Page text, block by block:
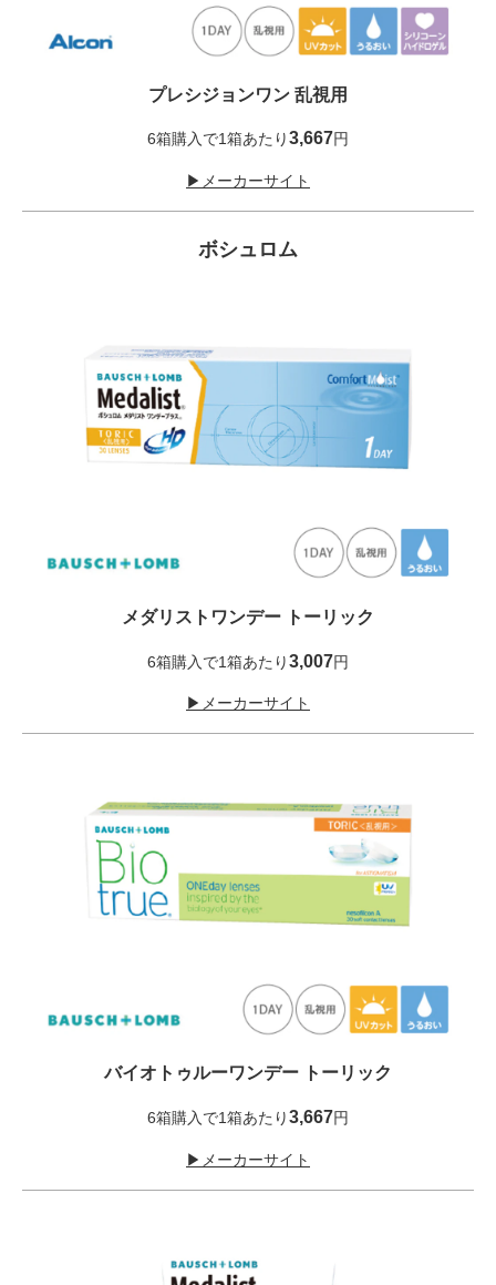
プレシジョンワン 乱視用
6箱購入で1箱あたり3,667円
▶メーカーサイト
ボシュロム
メダリストワンデー トーリック
6箱購入で1箱あたり3,007円
▶メーカーサイト
バイオトゥルーワンデー トーリック
6箱購入で1箱あたり3,667円
▶メーカーサイト